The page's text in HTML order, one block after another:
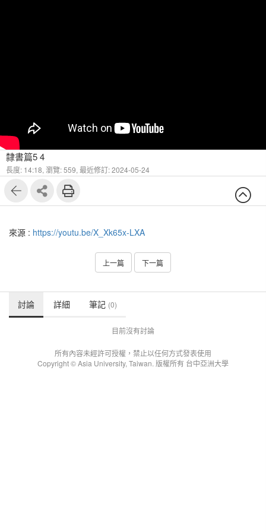
隸書篇5 4
長度: 14:18, 瀏覽: 559, 最近修訂: 2024-05-24
來源 : https://youtu.be/X_Xk65x-LXA
上一篇 下一篇
討論 詳細 筆記 (0)
目前沒有討論
所有內容未經許可授權，禁止以任何方式發表使用
Copyright © Asia University, Taiwan. 版權所有 台中亞洲大學